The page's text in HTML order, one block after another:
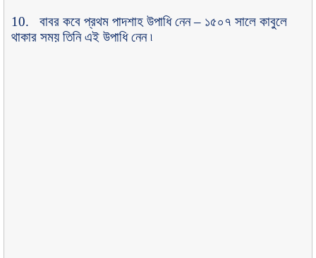
10. বাবর কবে প্রথম পাদশাহ উপাধি নেন– ১৫০৭ সালে কাবুলে
থাকার সময় তিনি এই উপাধি নেন ৷